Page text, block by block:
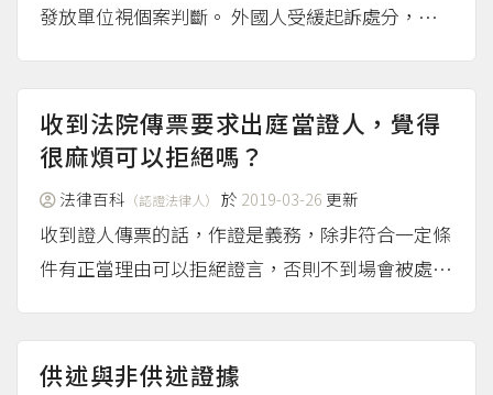
發放單位視個案判斷。 外國人受緩起訴處分，禁
國有犯罪紀錄禁止入國。 如果是入國後才發現有
犯罪紀錄，入出國及移民署可以強制驅逐出國。
經檢察...（more...）
收到法院傳票要求出庭當證人，覺得
很麻煩可以拒絕嗎？
法律百科 （認證法律人） 於 2019-03-26 更新
收到證人傳票的話，作證是義務，除非符合一定條
件有正當理由可以拒絕證言，否則不到場會被處以
證人，可以拒絕作證嗎？——拒絕證言權（mor
e...）
供述與非供述證據